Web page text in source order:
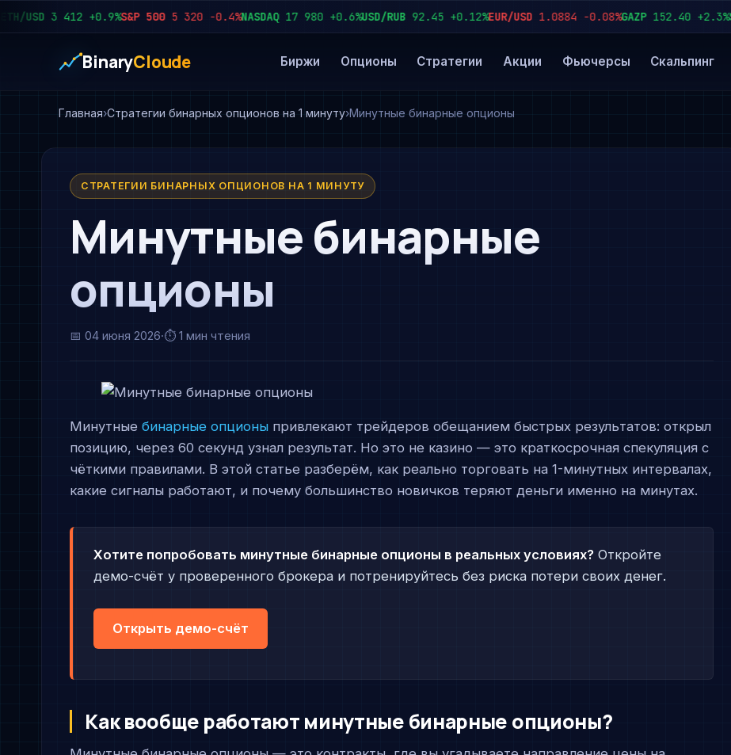
3 412 +0.9%S&P 500 5 320 −0.4%NASDAQ 17 980 +0.6%USD/RUB 92.45 +0.12%EUR/USD 1.0884 −0.08%GAZP 152.40 +2.3%SBER
BinaryCloude Биржи Опционы Стратегии Акции Фьючерсы Скальпинг
Главная Стратегии бинарных опционов на 1 минуту Минутные бинарные опционы
СТРАТЕГИИ БИНАРНЫХ ОПЦИОНОВ НА 1 МИНУТУ
Минутные бинарные
опционы
📅04 июня 2026·⏱ 1 мин чтения
Минутныебинарные опционы привлекают трейдеров обещанием быстрых результатов: открыл
позицию, через 60 секунд узнал результат. Но это не казино — это краткосрочная спекуляция с
чёткими правилами. В этой статье разберём, как реально торговать на 1-минутных интервалах,
какие сигналы работают, и почему большинство новичков теряют деньги именно на минутах.
Хотите попробовать минутные бинарные опционы в реальных условиях? Откройте
демо-счёт у проверенного брокера и потренируйтесь без риска потери своих денег.
Открыть демо-счёт
Как вообще работают минутные бинарные опционы?